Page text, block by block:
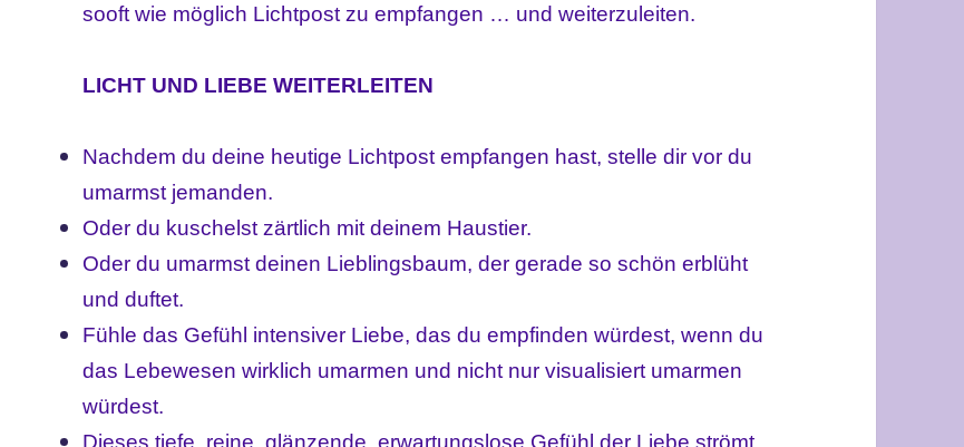
sooft wie möglich Lichtpost zu empfangen … und weiterzuleiten.
LICHT UND LIEBE WEITERLEITEN
Nachdem du deine heutige Lichtpost empfangen hast, stelle dir vor du
umarmst jemanden.
Oder du kuschelst zärtlich mit deinem Haustier.
Oder du umarmst deinen Lieblingsbaum, der gerade so schön erblüht
und duftet.
Fühle das Gefühl intensiver Liebe, das du empfinden würdest, wenn du
das Lebewesen wirklich umarmen und nicht nur visualisiert umarmen
würdest.
Dieses tiefe, reine, glänzende, erwartungslose Gefühl der Liebe strömt